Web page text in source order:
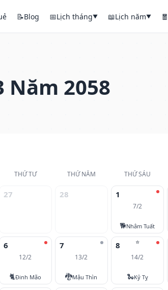
📝Blog 📅Lịch tháng▼ 📖Lịch năm▼ 🧧
Năm 2058
THỨ TƯ THỨ NĂM THỨ SÁU
27 28 1
7/2
🐕Nhâm Tuất
6
12/2
🐈Đinh Mão
7
13/2
🐉Mậu Thìn
⭐
8
14/2
🐍Kỷ Tỵ